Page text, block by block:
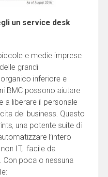
un service desk
e medie imprese
grandi
inferiore e
BMC possono aiutare
a liberare il personale
del business. Questo
una potente suite di
l’intero
IT, facile da
Con poca o nessuna